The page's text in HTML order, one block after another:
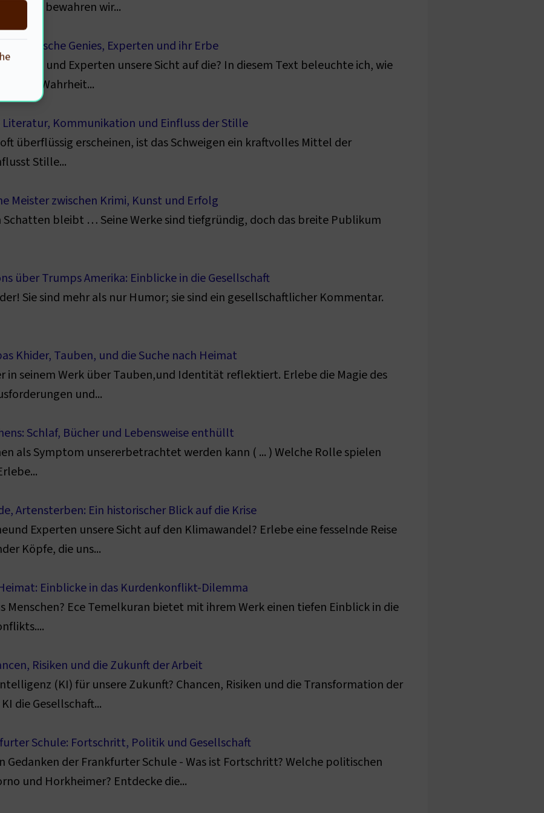
wie bewahren wir...
Historische Genies, Experten und ihr Erbe
Genies und Experten unsere Sicht auf die? In diesem Text beleuchte ich, wie
auf Wahrheit...
Literatur, Kommunikation und Einfluss der Stille
überflüssig erscheinen, ist das Schweigen ein kraftvolles Mittel der
Stille...
Meister zwischen Krimi, Kunst und Erfolg
Schatten bleibt … Seine Werke sind tiefgründig, doch das breite Publikum
über Trumps Amerika: Einblicke in die Gesellschaft
Sie sind mehr als nur Humor; sie sind ein gesellschaftlicher Kommentar.
Khider, Tauben, und die Suche nach Heimat
in seinem Werk über Tauben,und Identität reflektiert. Erlebe die Magie des
und...
Schlaf, Bücher und Lebensweise enthüllt
als Symptom unsererbetrachtet werden kann ( ... ) Welche Rolle spielen
Artensterben: Ein historischer Blick auf die Krise
Experten unsere Sicht auf den Klimawandel? Erlebe eine fesselnde Reise
Köpfe, die uns...
Einblicke in das Kurdenkonflikt-Dilemma
Menschen? Ece Temelkuran bietet mit ihrem Werk einen tiefen Einblick in die
Risiken und die Zukunft der Arbeit
(KI) für unsere Zukunft? Chancen, Risiken und die Transformation der
die Gesellschaft...
Schule: Fortschritt, Politik und Gesellschaft
Gedanken der Frankfurter Schule - Was ist Fortschritt? Welche politischen
und Horkheimer? Entdecke die...